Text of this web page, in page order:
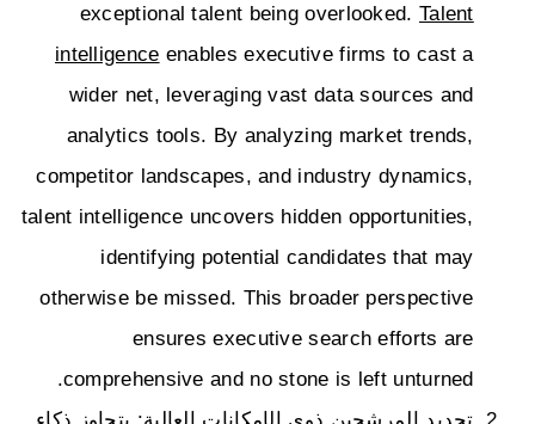
exceptional talent being overlooked.Talent
intelligence enables executive firms to cast a
wider net, leveraging vast data sources and
analytics tools. By analyzing market trends,
competitor landscapes, and industry dynamics,
talent intelligence uncovers hidden opportunities,
identifying potential candidates that may
otherwise be missed. This broader perspective
ensures executive search efforts are
comprehensive and no stone is left unturned.